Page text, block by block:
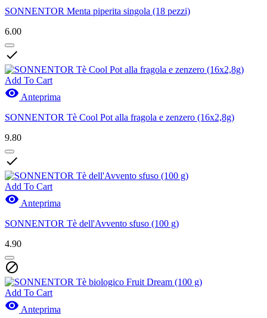
SONNENTOR Menta piperita singola (18 pezzi)
6.00

Add To Cart
 Anteprima
SONNENTOR Tè Cool Pot alla fragola e zenzero (16x2,8g)
9.80

Add To Cart
 Anteprima
SONNENTOR Tè dell'Avvento sfuso (100 g)
4.90

Add To Cart
 Anteprima